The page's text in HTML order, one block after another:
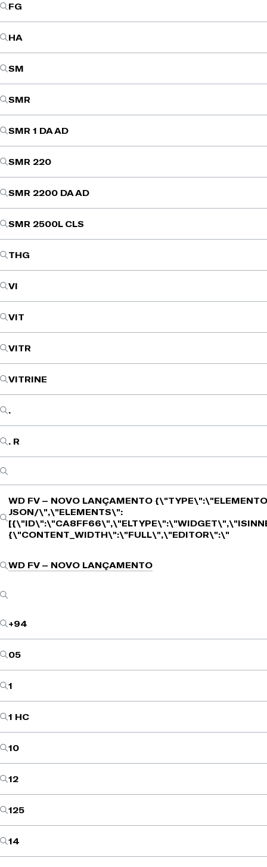
FG
HA
SM
SMR
SMR 1 DA AD
SMR 220
SMR 2200 DA AD
SMR 2500L CLS
THG
VI
VIT
VITR
VITRINE
.
. R
WD FV – NOVO LANÇAMENTO
JSON/\",\"ELEMENTS\":
{\"CONTENT_WIDTH\":\"FULL\",\"EDITOR\":\"
WD FV – NOVO LANÇAMENTO
+94
05
1
1 HC
10
12
125
14